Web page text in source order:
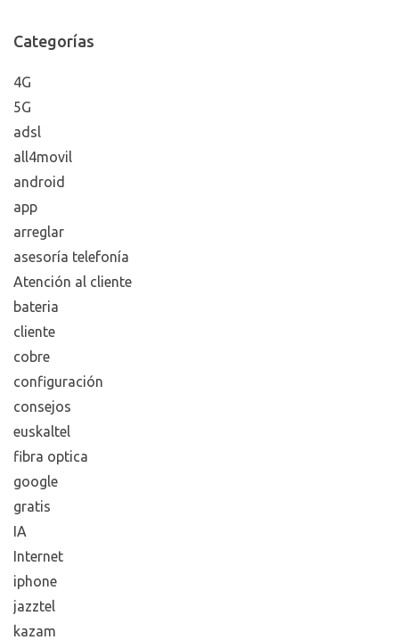
Categorías
4G
5G
adsl
all4movil
android
app
arreglar
asesoría telefonía
Atención al cliente
bateria
cliente
cobre
configuración
consejos
euskaltel
fibra optica
google
gratis
IA
Internet
iphone
jazztel
kazam